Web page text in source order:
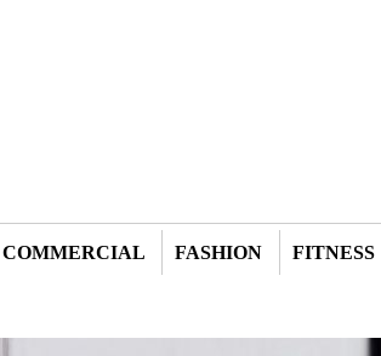
COMMERCIAL FASHION FITNESS